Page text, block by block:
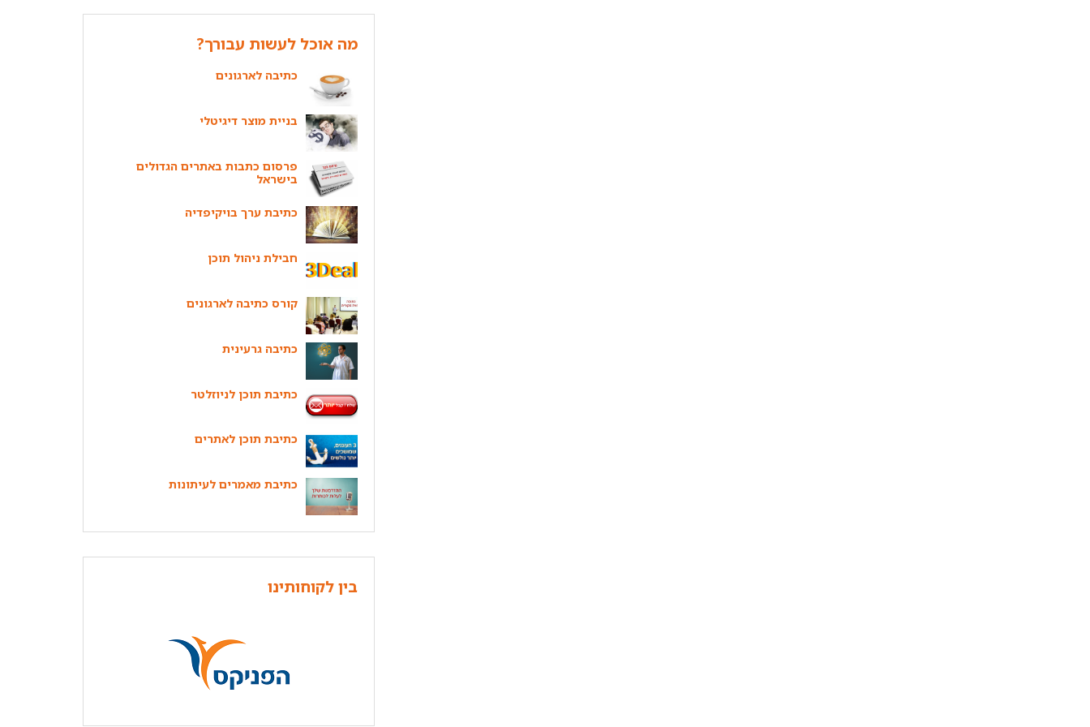
מה אוכל לעשות עבורך?
כתיבה לארגונים
בניית מוצר דיגיטלי
פרסום כתבות באתרים הגדולים
בישראל
כתיבת ערך בויקיפדיה
חבילת ניהול תוכן
קורס כתיבה לארגונים
כתיבה גרעינית
כתיבת תוכן לניוזלטר
כתיבת תוכן לאתרים
כתיבת מאמרים לעיתונות
בין לקוחותינו